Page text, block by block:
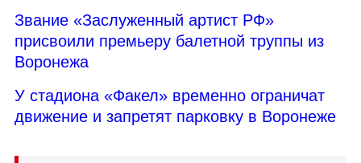
Звание «Заслуженный артист РФ»
присвоили премьеру балетной труппы из
Воронежа
У стадиона «Факел» временно ограничат
движение и запретят парковку в Воронеже